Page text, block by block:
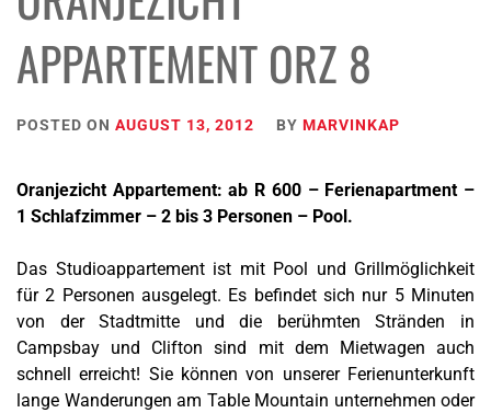
APPARTEMENT ORZ 8
POSTED ON AUGUST 13, 2012 BY MARVINKAP
Oranjezicht Appartement: ab R 600 – Ferienapartment –
1 Schlafzimmer – 2 bis 3 Personen – Pool.
Das Studioappartement ist mit Pool und Grillmöglichkeit
für 2 Personen ausgelegt. Es befindet sich nur 5 Minuten
von der Stadtmitte und die berühmten Stränden in
Campsbay und Clifton sind mit dem Mietwagen auch
schnell erreicht! Sie können von unserer Ferienunterkunft
lange Wanderungen am Table Mountain unternehmen oder